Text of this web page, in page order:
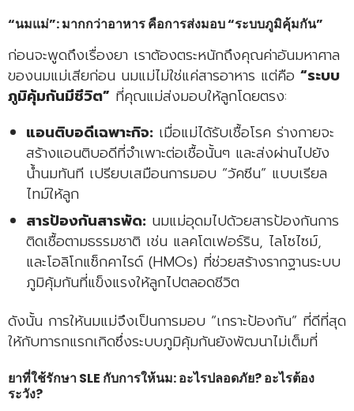
“นมแม่”: มากกว่าอาหาร คือการส่งมอบ “ระบบภูมิคุ้มกัน”
ก่อนจะพูดถึงเรื่องยา เราต้องตระหนักถึงคุณค่าอันมหาศาล
ของนมแม่เสียก่อน นมแม่ไม่ใช่แค่สารอาหาร แต่คือ “ระบบ
ภูมิคุ้มกันมีชีวิต” ที่คุณแม่ส่งมอบให้ลูกโดยตรง:
แอนติบอดีเฉพาะกิจ:เมื่อแม่ได้รับเชื้อโรค ร่างกายจะ
สร้างแอนติบอดีที่จำเพาะต่อเชื้อนั้นๆ และส่งผ่านไปยัง
น้ำนมทันที เปรียบเสมือนการมอบ “วัคซีน” แบบเรียล
ไทม์ให้ลูก
สารป้องกันสารพัด:นมแม่อุดมไปด้วยสารป้องกันการ
ติดเชื้อตามธรรมชาติ เช่น แลคโตเฟอร์ริน, ไลโซไซม์,
และโอลิโกแซ็กคาไรด์ (HMOs) ที่ช่วยสร้างรากฐานระบบ
ภูมิคุ้มกันที่แข็งแรงให้ลูกไปตลอดชีวิต
ดังนั้น การให้นมแม่จึงเป็นการมอบ “เกราะป้องกัน” ที่ดีที่สุด
ให้กับทารกแรกเกิดซึ่งระบบภูมิคุ้มกันยังพัฒนาไม่เต็มที่
ยาที่ใช้รักษา SLE กับการให้นม: อะไรปลอดภัย? อะไรต้อง
ระวัง?